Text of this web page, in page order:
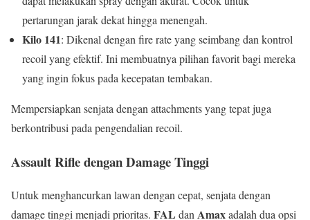
pertarungan jarak dekat hingga menengah.
Kilo 141: Dikenal dengan fire rate yang seimbang dan kontrol
recoil yang efektif. Ini membuatnya pilihan favorit bagi mereka
yang ingin fokus pada kecepatan tembakan.
Mempersiapkan senjata dengan attachments yang tepat juga
berkontribusi pada pengendalian recoil.
Assault Rifle dengan Damage Tinggi
Untuk menghancurkan lawan dengan cepat, senjata dengan
damage tinggi menjadi prioritas. FAL danAmaxadalah dua opsi